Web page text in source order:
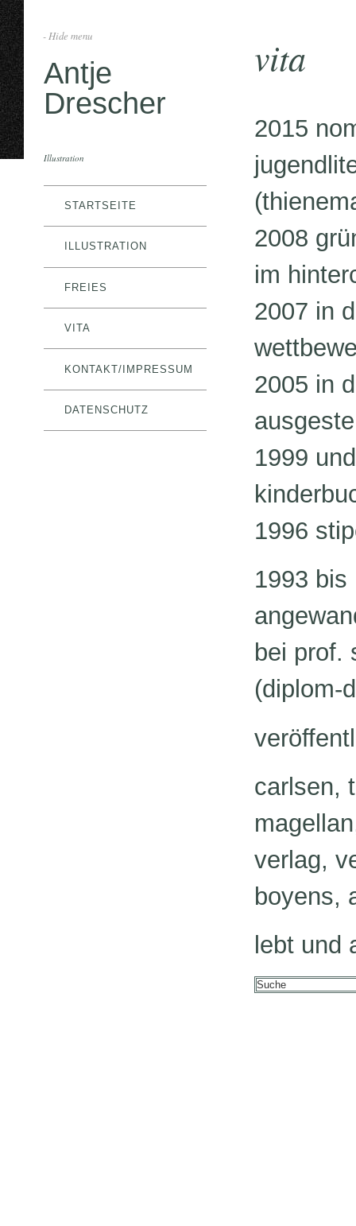
- Hide menu
Antje
Drescher
Illustration
STARTSEITE
ILLUSTRATION
FREIES
VITA
KONTAKT/IMPRESSUM
DATENSCHUTZ
vita
2015
2008
im
2007 in
2005 in
1999
1996
1993 bis
bei prof.
(diplom-
carlsen,
verlag,
boyens,
lebt und